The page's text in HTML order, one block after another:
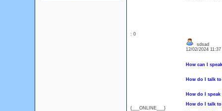
: 0
{___ONLINE___}
sdsad
12/02/2024
How can I
How do I talk
How do I
How do I talk